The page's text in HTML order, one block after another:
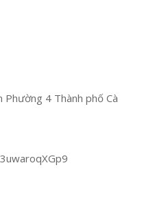
4 Thành phố Cà